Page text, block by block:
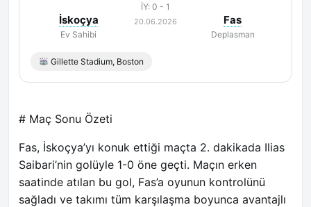
İskoçya
Ev Sahibi
İY: 0 - 1
20.06.2026 Fas
Deplasman
Gillette Stadium, Boston
# Maç Sonu Özeti
Fas, İskoçya’yı konuk ettiği maçta 2. dakikada Ilias
Saibari’nin golüyle 1-0 öne geçti. Maçın erken
saatinde atılan bu gol, Fas’a oyunun kontrolünü
sağladı ve takımı tüm karşılaşma boyunca avantajlı